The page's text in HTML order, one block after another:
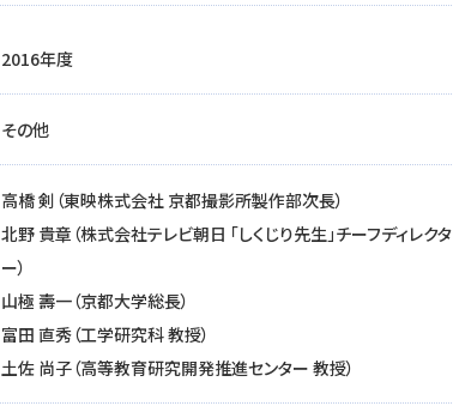
2016年度
その他
高橋 剣（東映株式会社 京都撮影所製作部次長）
北野 貴章（株式会社テレビ朝日 「しくじり先生」チーフディレクタ
ー）
山極 壽一（京都大学総長）
富田 直秀（工学研究科 教授）
土佐 尚子（高等教育研究開発推進センター 教授）